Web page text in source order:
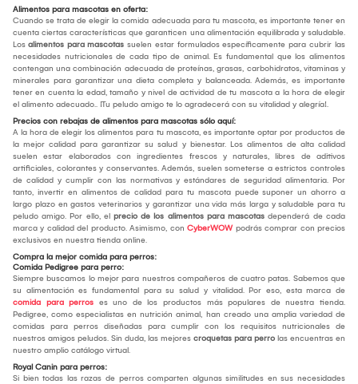
Alimentos para mascotas en oferta:
Cuando se trata de elegir la comida adecuada para tu mascota, es importante tener en
cuenta ciertas características que garanticen una alimentación equilibrada y saludable.
Los alimentos para mascotas suelen estar formulados específicamente para cubrir las
necesidades nutricionales de cada tipo de animal. Es fundamental que los alimentos
contengan una combinación adecuada de proteínas, grasas, carbohidratos, vitaminas y
minerales para garantizar una dieta completa y balanceada. Además, es importante
tener en cuenta la edad, tamaño y nivel de actividad de tu mascota a la hora de elegir
el alimento adecuado.. ¡Tu peludo amigo te lo agradecerá con su vitalidad y alegría!.
Precios con rebajas de alimentos para mascotas sólo aquí:
A la hora de elegir los alimentos para tu mascota, es importante optar por productos de
la mejor calidad para garantizar su salud y bienestar. Los alimentos de alta calidad
suelen estar elaborados con ingredientes frescos y naturales, libres de aditivos
artificiales, colorantes y conservantes. Además, suelen someterse a estrictos controles
de calidad y cumplir con las normativas y estándares de seguridad alimentaria. Por
tanto, invertir en alimentos de calidad para tu mascota puede suponer un ahorro a
largo plazo en gastos veterinarios y garantizar una vida más larga y saludable para tu
peludo amigo. Por ello, el precio de los alimentos para mascotas dependerá de cada
marca y calidad del producto. Asimismo, con CyberWOWpodrás comprar con precios
exclusivos en nuestra tienda online.
Compra la mejor comida para perros:
Comida Pedigree para perro:
Siempre buscamos lo mejor para nuestros compañeros de cuatro patas. Sabemos que
su alimentación es fundamental para su salud y vitalidad. Por eso, esta marca de
comida para perros es uno de los productos más populares de nuestra tienda.
Pedigree, como especialistas en nutrición animal, han creado una amplia variedad de
comidas para perros diseñadas para cumplir con los requisitos nutricionales de
nuestros amigos peludos. Sin duda, las mejores croquetas para perro las encuentras en
nuestro amplio catálogo virtual.
Royal Canin para perros:
Si bien todas las razas de perros comparten algunas similitudes en sus necesidades